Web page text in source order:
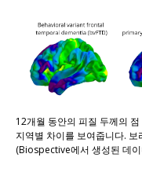
12개월 동안의 피질 두께의 점
지역별 차이를 보여줍니다.
(Biospective에서 생성된 데